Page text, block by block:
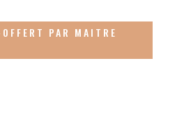
PAR MAITRE